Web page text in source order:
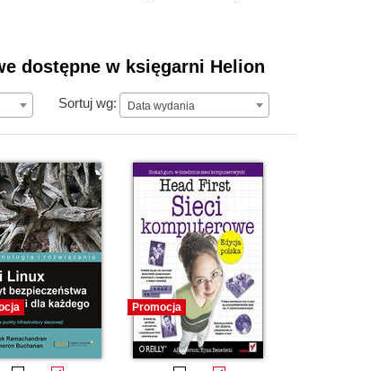
dostępne w księgarni Helion
Sortuj wg: Data wydania
Data wydania
Promocja